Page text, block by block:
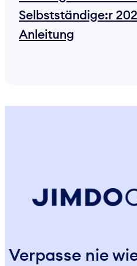
Selbstständige:r
Anleitung
Verpasse nie